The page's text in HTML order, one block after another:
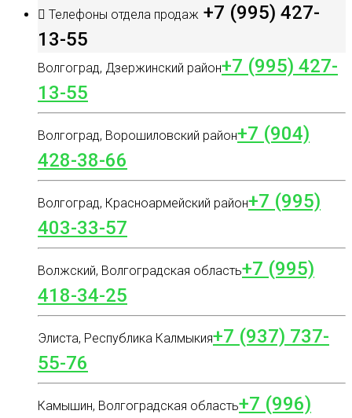
Телефоны отдела продаж +7 (995) 427-
13-55
Волгоград, Дзержинский район+7 (995) 427-
13-55
Волгоград, Ворошиловский район+7 (904)
428-38-66
Волгоград, Красноармейский район+7 (995)
403-33-57
Волжский, Волгоградская область+7 (995)
418-34-25
Элиста, Республика Калмыкия+7 (937) 737-
55-76
Камышин, Волгоградская область+7 (996)